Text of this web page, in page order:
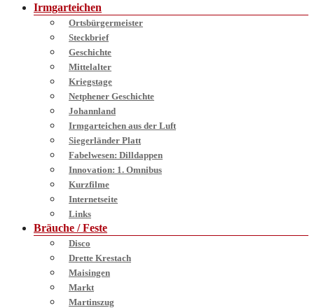
Irmgarteichen
Ortsbürgermeister
Steckbrief
Geschichte
Mittelalter
Kriegstage
Netphener Geschichte
Johannland
Irmgarteichen aus der Luft
Siegerländer Platt
Fabelwesen: Dilldappen
Innovation: 1. Omnibus
Kurzfilme
Internetseite
Links
Bräuche / Feste
Disco
Drette Krestach
Maisingen
Markt
Martinszug